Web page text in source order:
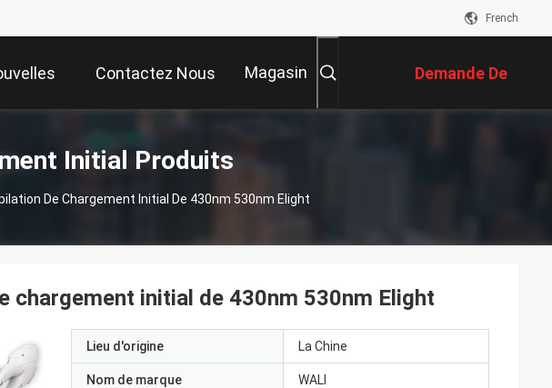
French
Contactez Nous Magasin Demande De
Soumission
Initial Produits
De Chargement Initial De 430nm 530nm Elight
chargement initial de 430nm 530nm Elight
Lieu d'origine La Chine
Nom de marque WALI